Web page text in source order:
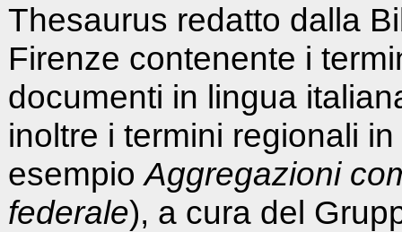
Thesaurus redatto dalla
Firenze contenente i
documenti in lingua
inoltre i termini regionali
esempioAggregazioni
federale), a cura del